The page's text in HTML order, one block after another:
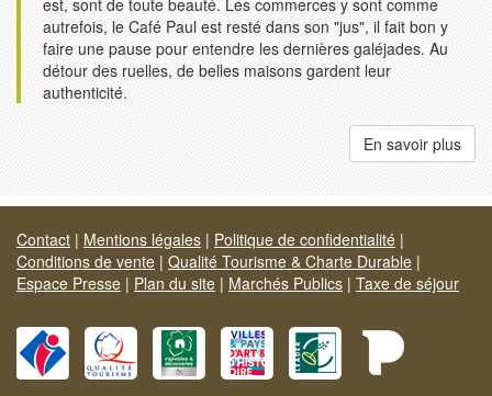
autrefois, le Café Paul est resté dans son "jus", il fait bon y
faire une pause pour entendre les dernières galéjades. Au
détour des ruelles, de belles maisons gardent leur
authenticité.
En savoir plus
Contact | Mentions légales | Politique de confidentialité |
Conditions de vente | Qualité Tourisme & Charte Durable |
Espace Presse | Plan du site | Marchés Publics | Taxe de séjour